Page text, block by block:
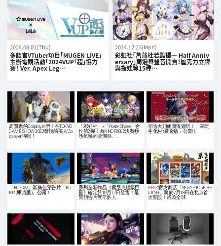
2024.08.01(Thu)
多語言VTuber項目「MUGEN LIVE」
主辦電競活動「2024VUP「超」協力
賽！ Ver. Apex Leg…
2024.12.23(Mon)
彩虹社「菖蒲杜若難擇一 Half Anniv
ersary」周邊與聲音開賣！壓克力立牌
與指娃等15種…
高質素的Cosplayer們！在TOKYO
GAME SHOW 2022發現的美人Co
splayer特輯！
「彩虹社」×「Poker Chase」合
作第2彈！為NNOP2022決賽炒
熱氣氛的成瀨鳴、…
宿舍大姐姐實況遊玩！「來玩
生化村♪黃金版」公開！
「KOF XV」新角色預告片「KU
KRI(庫克里)」公開！
系列全新作品《索尼克超級巨
星》確定於10月17日發售！最
新預告片展示多人…
SEGA官方商店「SEGA STORE BE
IJING」將於7月18日在北京首
次開設！成為全球…